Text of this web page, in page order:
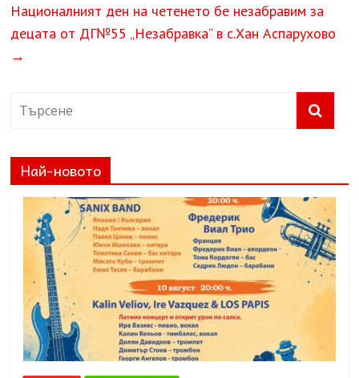
Националният ден на четенето бе незабравим за
децата от ДГ№55 „Незабравка“ в с.Хан Аспарухово
→
Най-новото